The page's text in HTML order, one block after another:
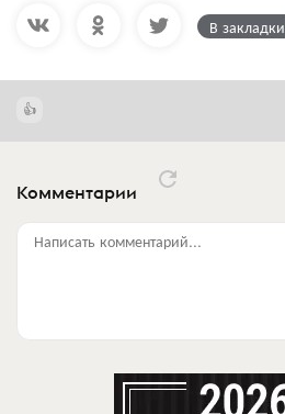
В закладки
Комментарии
Написать комментарий...